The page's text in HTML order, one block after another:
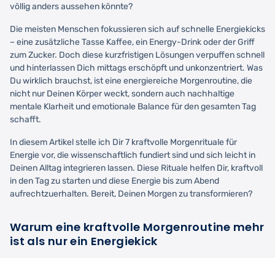
völlig anders aussehen könnte?
Die meisten Menschen fokussieren sich auf schnelle Energiekicks
– eine zusätzliche Tasse Kaffee, ein Energy-Drink oder der Griff
zum Zucker. Doch diese kurzfristigen Lösungen verpuffen schnell
und hinterlassen Dich mittags erschöpft und unkonzentriert. Was
Du wirklich brauchst, ist eine energiereiche Morgenroutine, die
nicht nur Deinen Körper weckt, sondern auch nachhaltige
mentale Klarheit und emotionale Balance für den gesamten Tag
schafft.
In diesem Artikel stelle ich Dir 7 kraftvolle Morgenrituale für
Energie vor, die wissenschaftlich fundiert sind und sich leicht in
Deinen Alltag integrieren lassen. Diese Rituale helfen Dir, kraftvoll
in den Tag zu starten und diese Energie bis zum Abend
aufrechtzuerhalten. Bereit, Deinen Morgen zu transformieren?
Warum eine kraftvolle Morgenroutine mehr
ist als nur ein Energiekick